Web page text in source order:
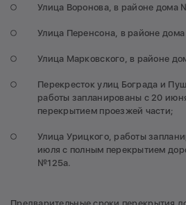
Улица Воронова, в районе дома
Улица Перенсона, в районе
Улица Марковского, в районе
Перекресток улиц Бограда и
работы запланированы с 20
перекрытием проезжей части;
Улица Урицкого, работы
июля с полным перекрытием
№125а.